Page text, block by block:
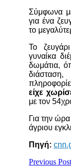
Σύμφωνα με
για ένα
το
Το
γυναίκα
δωμάτια,
είχε
με τον
Για την ώρα
άγριου
Πηγή:
Previous Post